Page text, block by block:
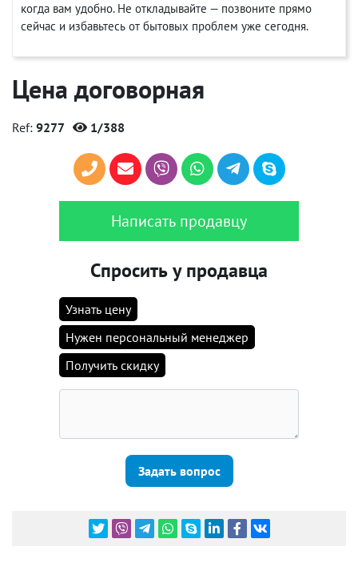
когда вам удобно. Не откладывайте — позвоните прямо
сейчас и избавьтесь от бытовых проблем уже сегодня.
Цена договорная
Ref: 9277 1/388
Написать продавцу
Спросить у продавца
Узнать цену
Нужен персональный менеджер
Получить скидку
Задать вопрос